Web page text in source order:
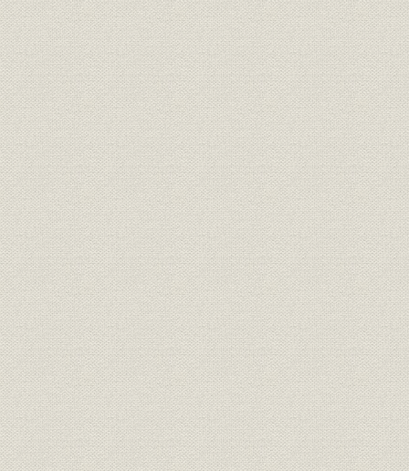
第一節 当期間の経営の概要
第二節 当社の業容
第三章 各部門の活動の状況
第一節 山林部門
第二節 国内材部門
第三節 外材部門(直輸入材)
第四節 建材部門
第五節 住宅部門
第六節 緑化事業部
第七節 調査、研究、開発関係部門
第八節 本社管理部門
第四章 子会社等
第四部 総合住宅関連企業体制の確立(最近一〇年間の歩み)